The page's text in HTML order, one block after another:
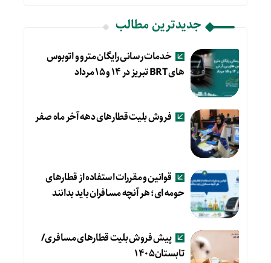
جدیدترین مطالب
خدمات رسانی رایگان مترو و اتوبوس
های BRT تبریز در ۱۴ و ۱۵ مرداد
فروش بلیت قطارهای دهه آخر ماه صفر
قوانین و مقررات استفاده از قطارهای
حومه ای؛ هر آنچه مسافران باید بدانند
پیش فروش بلیت قطارهای مسافری/
تابستان۱۴۰۵